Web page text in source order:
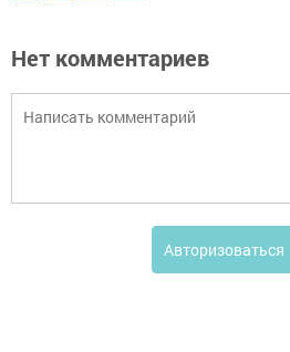
Нет комментариев
Авторизоваться